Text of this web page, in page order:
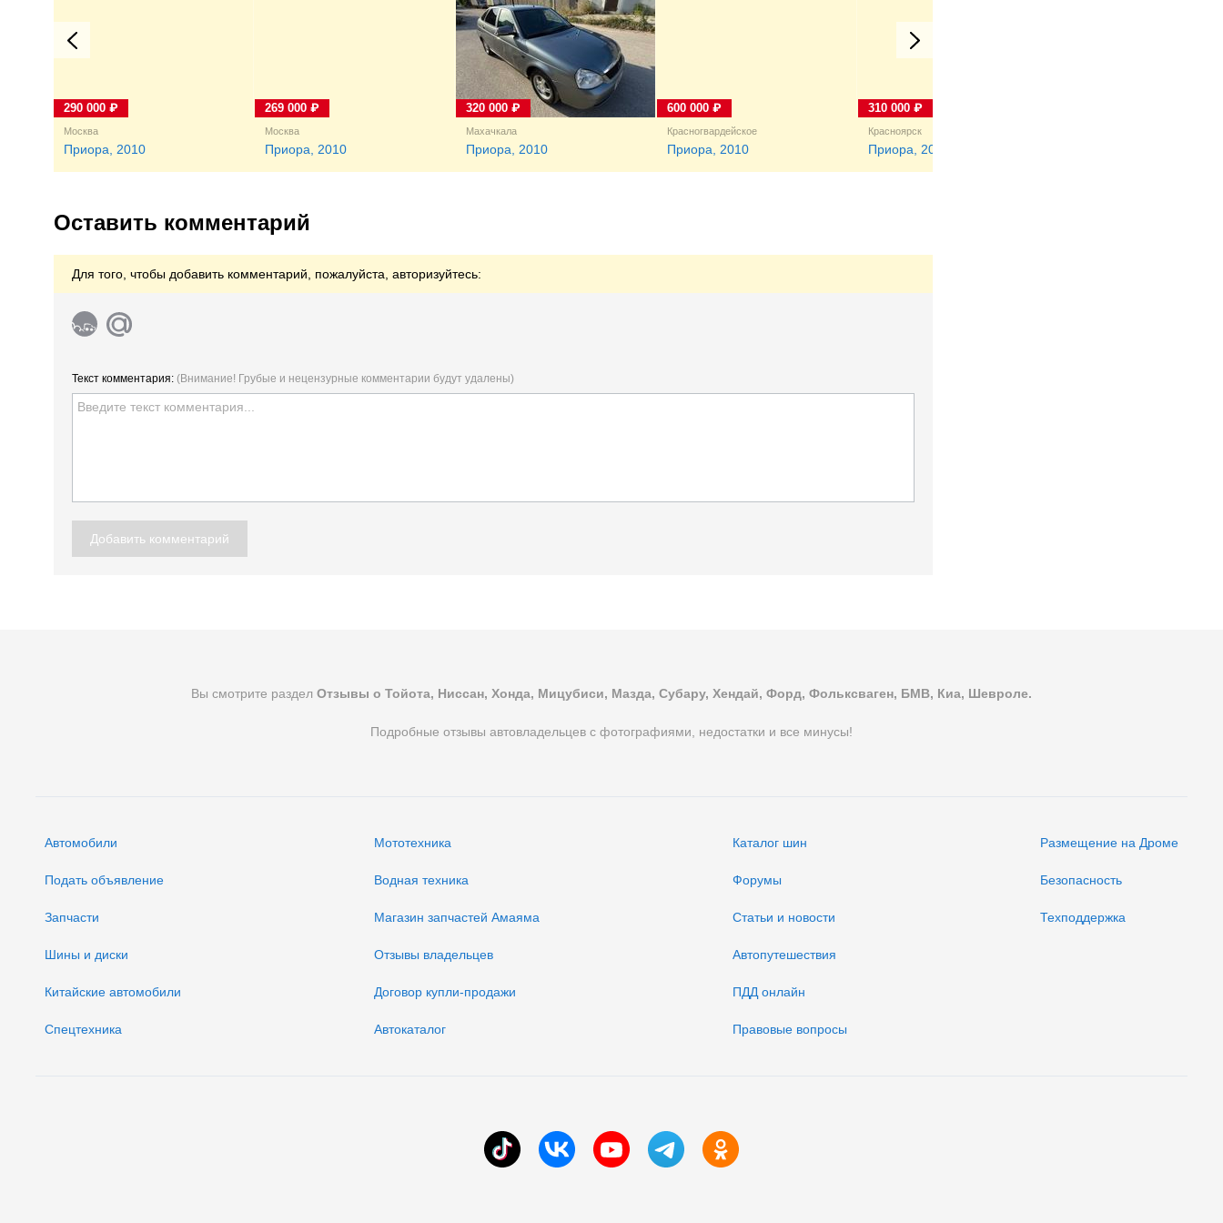
Москва
Приора, 2010
290 000 ₽
Москва
Приора, 2010
269 000 ₽
Махачкала
Приора, 2010
320 000 ₽
Красногвардейское
Приора, 2010
600 000 ₽
Красноярск
Приора, 2010
310 000 ₽
Оставить комментарий
Для того, чтобы добавить комментарий, пожалуйста, авторизуйтесь:
Текст комментария: (Внимание! Грубые и нецензурные комментарии будут удалены)
Добавить комментарий
Вы смотрите раздел Отзывы о Тойота, Ниссан, Хонда, Мицубиси, Мазда, Субару, Хендай, Форд, Фольксваген, БМВ, Киа, Шевроле.
Подробные отзывы автовладельцев с фотографиями, недостатки и все минусы!
Автомобили
Подать объявление
Запчасти
Шины и диски
Китайские автомобили
Спецтехника
Мототехника
Водная техника
Магазин запчастей Амаяма
Отзывы владельцев
Договор купли-продажи
Автокаталог
Каталог шин
Форумы
Статьи и новости
Автопутешествия
ПДД онлайн
Правовые вопросы
Размещение на Дроме
Безопасность
Техподдержка